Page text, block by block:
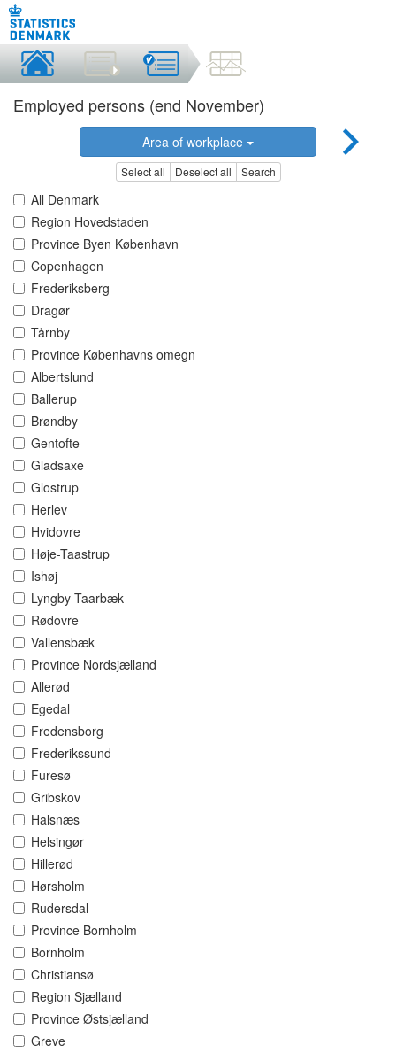
Employed persons (end November)
Area of workplace
Select all Deselect all Search
All Denmark
Region Hovedstaden
Province Byen København
Copenhagen
Frederiksberg
Dragør
Tårnby
Province Københavns omegn
Albertslund
Ballerup
Brøndby
Gentofte
Gladsaxe
Glostrup
Herlev
Hvidovre
Høje-Taastrup
Ishøj
Lyngby-Taarbæk
Rødovre
Vallensbæk
Province Nordsjælland
Allerød
Egedal
Fredensborg
Frederikssund
Furesø
Gribskov
Halsnæs
Helsingør
Hillerød
Hørsholm
Rudersdal
Province Bornholm
Bornholm
Christiansø
Region Sjælland
Province Østsjælland
Greve